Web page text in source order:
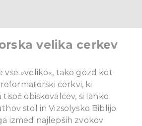
velika cerkev
vse »veliko«, tako gozd kot
cerkvi, ki
obiskovalcev, si lahko
stol in Vizsolysko Biblijo.
izmed najlepših zvokov